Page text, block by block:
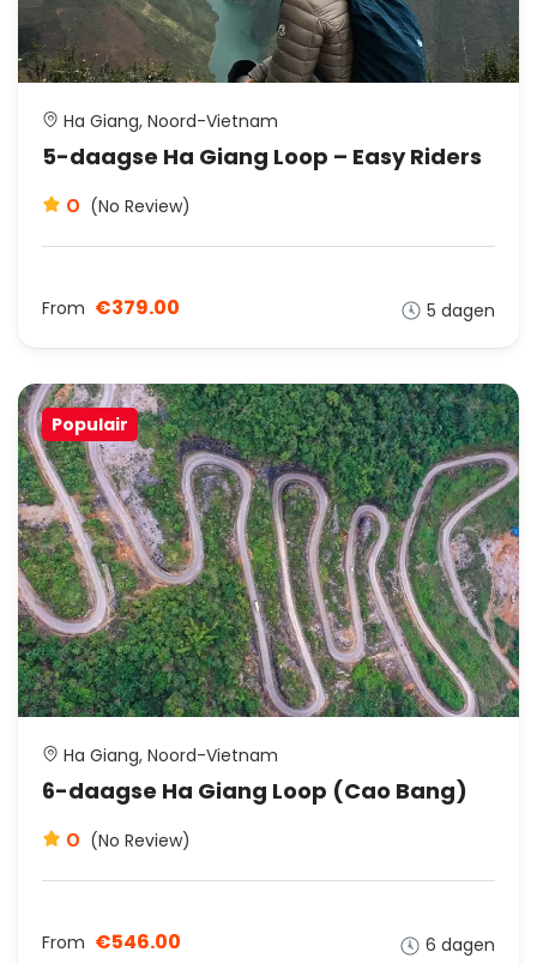
Ha Giang, Noord-Vietnam
5-daagse Ha Giang Loop – Easy Riders
0 (No Review)
From €379.00 5 dagen
Populair
Ha Giang, Noord-Vietnam
6-daagse Ha Giang Loop (Cao Bang)
0 (No Review)
From €546.00 6 dagen